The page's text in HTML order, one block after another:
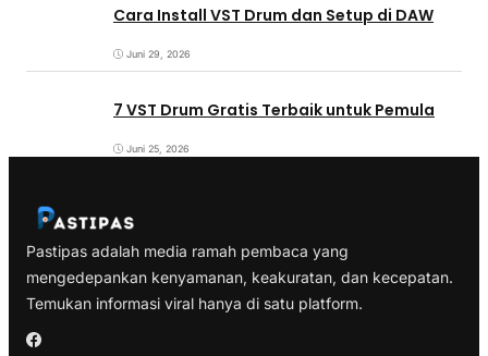
Cara Install VST Drum dan Setup di DAW
Juni 29, 2026
7 VST Drum Gratis Terbaik untuk Pemula
Juni 25, 2026
Pastipas adalah media ramah pembaca yang
mengedepankan kenyamanan, keakuratan, dan kecepatan.
Temukan informasi viral hanya di satu platform.